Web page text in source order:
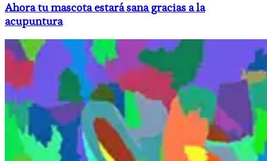
Ahora tu mascota estará sana gracias a la
acupuntura